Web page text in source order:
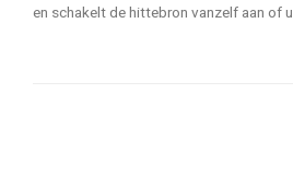
en schakelt de hittebron vanzelf aan of